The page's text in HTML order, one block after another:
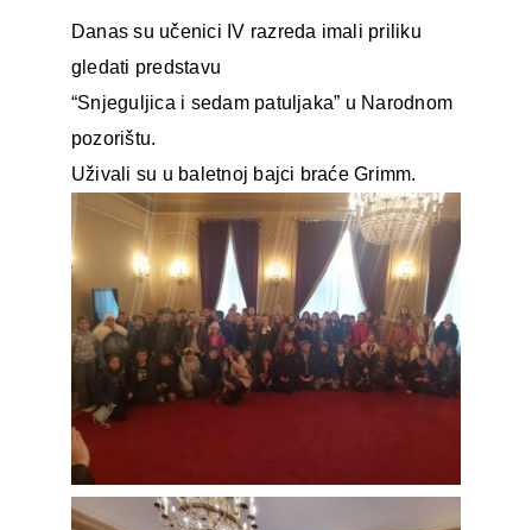
Danas su učenici IV razreda imali priliku
gledati predstavu
“Snjeguljica i sedam patuljaka” u Narodnom
pozorištu.
Uživali su u baletnoj bajci braće Grimm.